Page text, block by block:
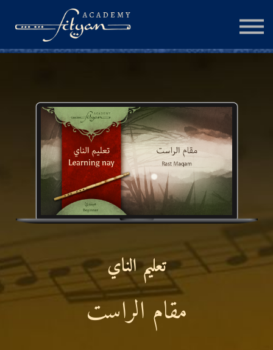
الجلسة الإستشارية
تسجيل الدخول
إنشاء حساب
تعليم الناي
مقام الراست